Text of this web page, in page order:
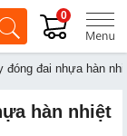
0
đóng đai nhựa hàn
hàn nhiệt